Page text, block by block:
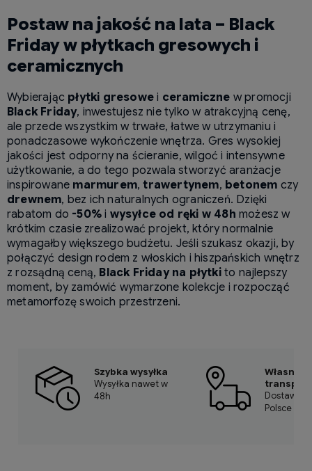
Postaw na jakość na lata – Black
Friday w płytkach gresowych i
ceramicznych
Wybierając płytki gresowe i ceramiczne w promocji
Black Friday, inwestujesz nie tylko w atrakcyjną cenę,
ale przede wszystkim w trwałe, łatwe w utrzymaniu i
ponadczasowe wykończenie wnętrza. Gres wysokiej
jakości jest odporny na ścieranie, wilgoć i intensywne
użytkowanie, a do tego pozwala stworzyć aranżacje
inspirowane marmurem,trawertynem, betonem czy
drewnem, bez ich naturalnych ograniczeń. Dzięki
rabatom do -50% i wysyłce od ręki w 48h możesz w
krótkim czasie zrealizować projekt, który normalnie
wymagałby większego budżetu. Jeśli szukasz okazji, by
połączyć design rodem z włoskich i hiszpańskich wnętrz
z rozsądną ceną, Black Friday na płytkito najlepszy
moment, by zamówić wymarzone kolekcje i rozpocząć
metamorfozę swoich przestrzeni.
Szybka wysyłka
Wysyłka nawet w
48h
Własny
transport
Dostawa
Polsce